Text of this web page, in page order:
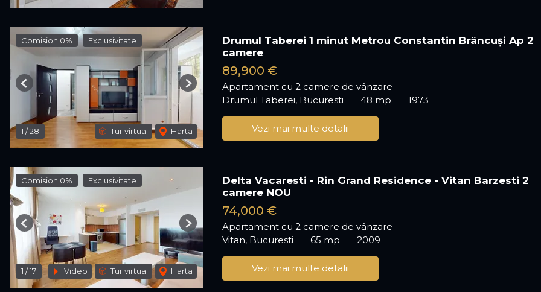
Comision 0% Exclusivitate
1 /28 Tur virtual Harta
Previous Next
Drumul Taberei 1 minut Metrou Constantin Brâncuși Ap 2
camere
89,900 €
Apartament cu 2 camere de vânzare
Drumul Taberei, Bucuresti
48 mp 1973
Vezi mai multe detalii
Comision 0% Exclusivitate
1 /17 Video Tur virtual Harta
Previous Next
Delta Vacaresti - Rin Grand Residence - Vitan Barzesti 2
camere NOU
74,000 €
Apartament cu 2 camere de vânzare
Vitan, Bucuresti
65 mp 2009
Vezi mai multe detalii